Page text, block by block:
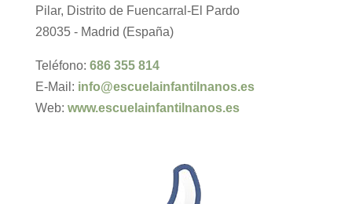
Pilar, Distrito de Fuencarral-El Pardo
28035 - Madrid (España)
Teléfono: 686 355 814
E-Mail: info@escuelainfantilnanos.es
Web: www.escuelainfantilnanos.es